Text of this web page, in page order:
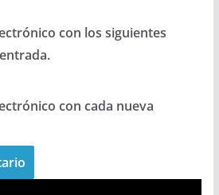
con los siguientes
con cada nueva